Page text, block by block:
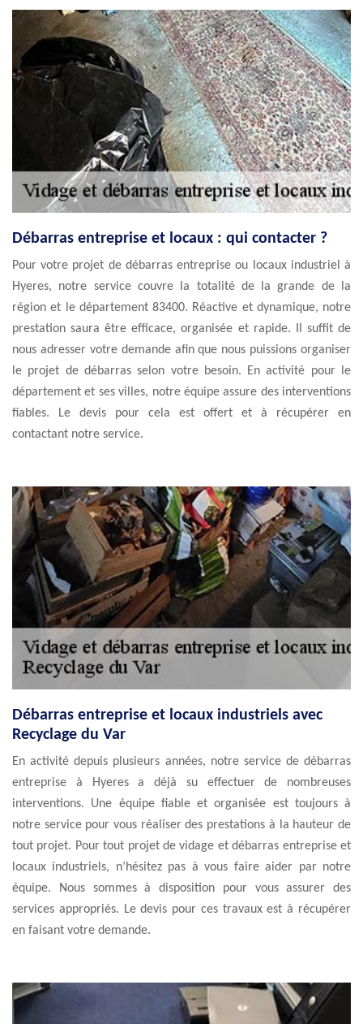
Débarras entreprise et locaux : qui contacter ?
Pour votre projet de débarras entreprise ou locaux industriel à
Hyeres, notre service couvre la totalité de la grande de la
région et le département 83400. Réactive et dynamique, notre
prestation saura être efficace, organisée et rapide. Il suffit de
nous adresser votre demande afin que nous puissions organiser
le projet de débarras selon votre besoin. En activité pour le
département et ses villes, notre équipe assure des interventions
fiables. Le devis pour cela est offert et à récupérer en
contactant notre service.
Débarras entreprise et locaux industriels avec
Recyclage du Var
En activité depuis plusieurs années, notre service de débarras
entreprise à Hyeres a déjà su effectuer de nombreuses
interventions. Une équipe fiable et organisée est toujours à
notre service pour vous réaliser des prestations à la hauteur de
tout projet. Pour tout projet de vidage et débarras entreprise et
locaux industriels, n’hésitez pas à vous faire aider par notre
équipe. Nous sommes à disposition pour vous assurer des
services appropriés. Le devis pour ces travaux est à récupérer
en faisant votre demande.